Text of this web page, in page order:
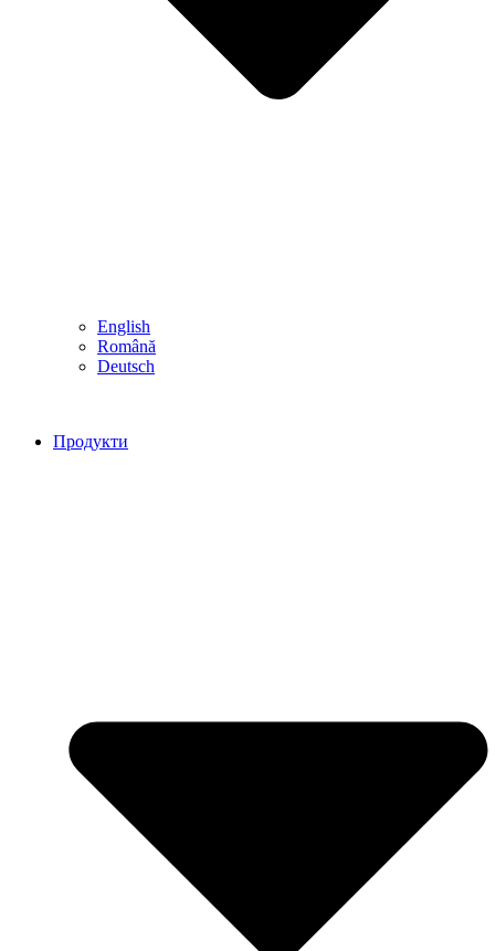
English
Română
Deutsch
Продукти